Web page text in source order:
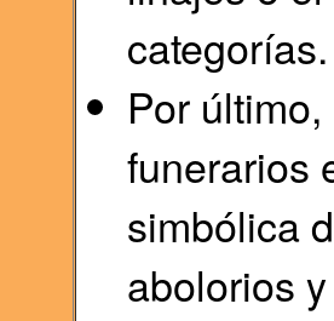
categorías.
Por
funerarios
simbólica
abolorios